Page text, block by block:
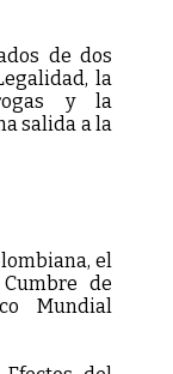
de dos
la
y la
salida a la
el
de
Mundial